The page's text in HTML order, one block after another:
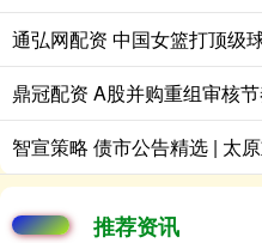
推荐资讯